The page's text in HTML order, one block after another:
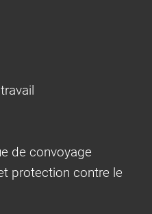
de convoyage
protection contre le